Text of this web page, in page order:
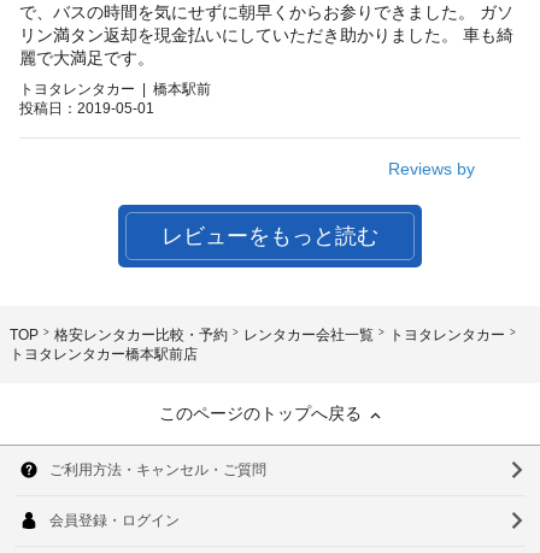
で、バスの時間を気にせずに朝早くからお参りできました。 ガソ
リン満タン返却を現金払いにしていただき助かりました。 車も綺
麗で大満足です。
トヨタレンタカー | 橋本駅前
投稿日：2019-05-01
Reviews by
レビューをもっと読む
TOP 格安レンタカー比較・予約 レンタカー会社一覧
トヨタレンタカー
トヨタレンタカー橋本駅前店
このページのトップへ戻る